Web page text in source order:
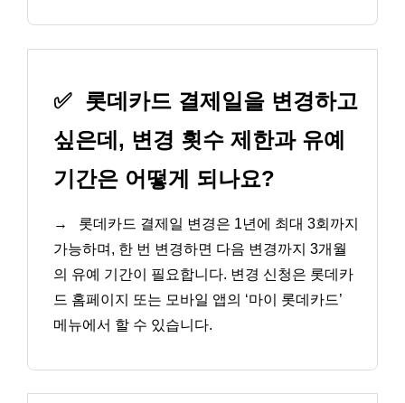
✅ 롯데카드 결제일을 변경하고
싶은데, 변경 횟수 제한과 유예
기간은 어떻게 되나요?
→
롯데카드 결제일 변경은 1년에 최대 3회까지
가능하며, 한 번 변경하면 다음 변경까지 3개월
의 유예 기간이 필요합니다. 변경 신청은 롯데카
드 홈페이지 또는 모바일 앱의 ‘마이 롯데카드’
메뉴에서 할 수 있습니다.